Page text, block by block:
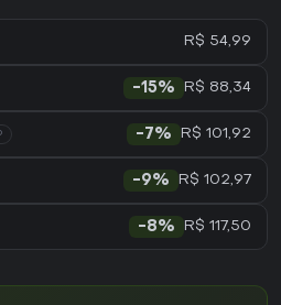
R$ 54,99
-15% R$ 88,34
-7% R$ 101,92
-9% R$ 102,97
-8% R$ 117,50